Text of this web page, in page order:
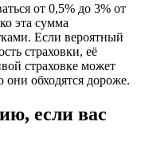
от 0,5% до 3% от
эта сумма
Если вероятный
страховки, её
страховке может
они обходятся дороже.
если вас